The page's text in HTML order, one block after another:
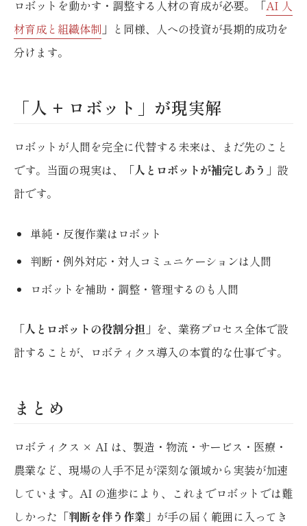
ロボットを動かす・調整する人材の育成が必要。「AI 人
材育成と組織体制 」と同様、人への投資が長期的成功を
分けます。
「人 + ロボット」が現実解
ロボットが人間を完全に代替する未来は、まだ先のこと
です。当面の現実は、
「人とロボットが補完しあう 」設
計です。
単純・反復作業はロボット
判断・例外対応・対人コミュニケーションは人間
ロボットを補助・調整・管理するのも人間
「人とロボットの役割分担 」を、業務プロセス全体で設
計することが、ロボティクス導入の本質的な仕事です。
まとめ
ロボティクス × AI は、製造・物流・サービス・医療・
農業など、現場の人手不足が深刻な領域から実装が加速
しています。AI の進歩により、これまでロボットでは難
しかった「判断を伴う作業 」が手の届く範囲に入ってき